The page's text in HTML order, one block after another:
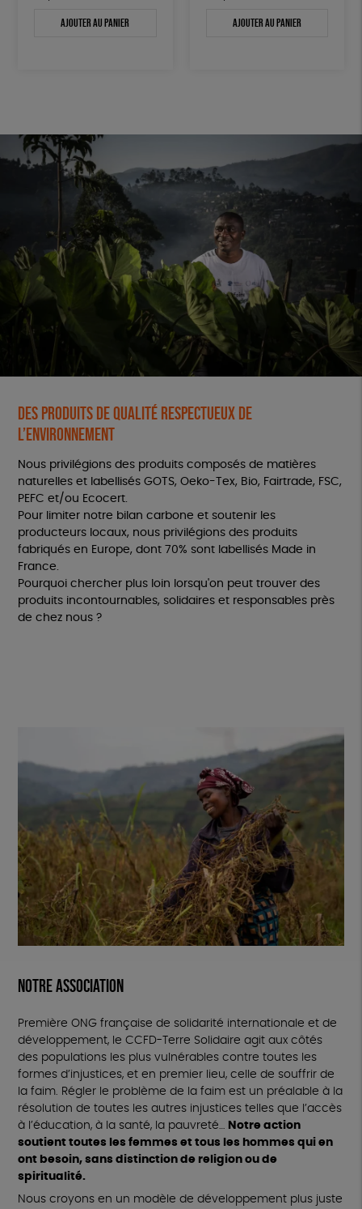
Ajouter au panier Ajouter au panier
Des produits de qualité respectueux de
l’environnement
Nous privilégions des produits composés de matières
naturelles et labellisés GOTS, Oeko-Tex, Bio, Fairtrade, FSC,
PEFC et/ou Ecocert.
Pour limiter notre bilan carbone et soutenir les
producteurs locaux, nous privilégions des produits
fabriqués en Europe, dont 70% sont labellisés Made in
France.
Pourquoi chercher plus loin lorsqu'on peut trouver des
produits incontournables, solidaires et responsables près
de chez nous ?
Notre association
Première ONG française de solidarité internationale et de
développement, le CCFD-Terre Solidaire agit aux côtés
des populations les plus vulnérables contre toutes les
formes d’injustices, et en premier lieu, celle de souffrir de
la faim. Régler le problème de la faim est un préalable à la
résolution de toutes les autres injustices telles que l’accès
à l’éducation, à la santé, la pauvreté… Notre action
soutient toutes les femmes et tous les hommes qui en
ont besoin, sans distinction de religion ou de
spiritualité.
Nous croyons en un modèle de développement plus juste